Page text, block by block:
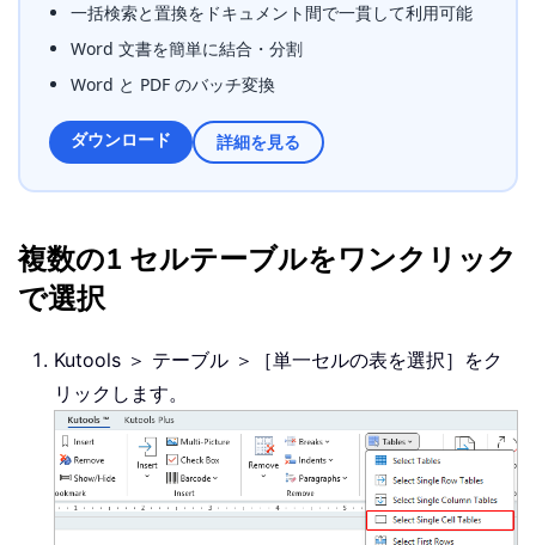
一括検索と置換をドキュメント間で一貫して利用可能
Word 文書を簡単に結合・分割
Word と PDF のバッチ変換
ダウンロード 詳細を見る
複数の1 セルテーブルをワンクリック
で選択
Kutools ＞ テーブル ＞［単一セルの表を選択］をク
リックします。